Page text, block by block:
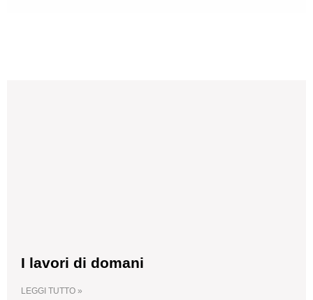
I lavori di domani
LEGGI TUTTO »